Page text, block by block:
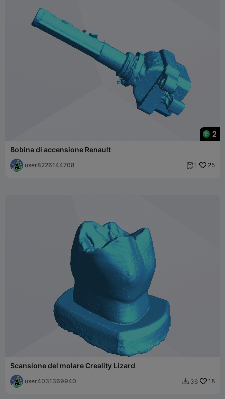
2
Bobina di accensione Renault
user8226144708  1 25
Scansione del molare Creality Lizard
user4031369940  36 18